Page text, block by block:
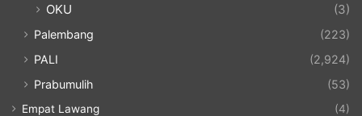
OKU (3)
Palembang
(223)
PALI
(2,924)
Prabumulih
(53)
Empat Lawang
(4)